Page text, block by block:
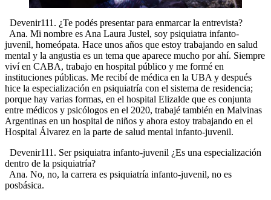
Devenir111. ¿Te podés presentar para enmarcar la entrevista?
Ana. Mi nombre es Ana Laura Justel, soy psiquiatra infanto-
juvenil, homeópata. Hace unos años que estoy trabajando en salud
mental y la angustia es un tema que aparece mucho por ahí. Siempre
viví en CABA, trabajo en hospital público y me formé en
instituciones públicas. Me recibí de médica en la UBA y después
hice la especialización en psiquiatría con el sistema de residencia;
porque hay varias formas, en el hospital Elizalde que es conjunta
entre médicos y psicólogos en el 2020, trabajé también en Malvinas
Argentinas en un hospital de niños y ahora estoy trabajando en el
Hospital Álvarez en la parte de salud mental infanto-juvenil.
Devenir111. Ser psiquiatra infanto-juvenil ¿Es una especialización
dentro de la psiquiatría?
Ana. No, no, la carrera es psiquiatría infanto-juvenil, no es
posbásica.